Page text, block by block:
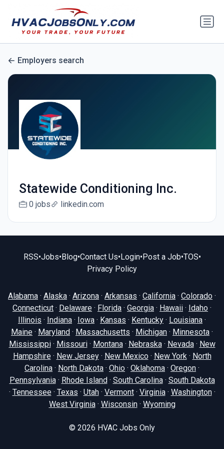
Employers search
Statewide Conditioning Inc.
0 jobs linkedin.com
RSS•Jobs•Blog•Contact Us•Login•Post a Job•TOS•
Privacy Policy
Alabama · Alaska · Arizona · Arkansas · California · Colorado ·
Connecticut · Delaware · Florida · Georgia · Hawaii · Idaho ·
Illinois · Indiana · Iowa · Kansas · Kentucky · Louisiana ·
Maine · Maryland · Massachusetts · Michigan · Minnesota ·
Mississippi· Missouri· Montana· Nebraska· Nevada· New
Hampshire· New Jersey· New Mexico· New York· North
Carolina · North Dakota · Ohio · Oklahoma · Oregon ·
Pennsylvania· Rhode Island · South Carolina· South Dakota
· Tennessee· Texas · Utah· Vermont· Virginia· Washington·
West Virginia· Wisconsin· Wyoming
© 2026 HVAC Jobs Only